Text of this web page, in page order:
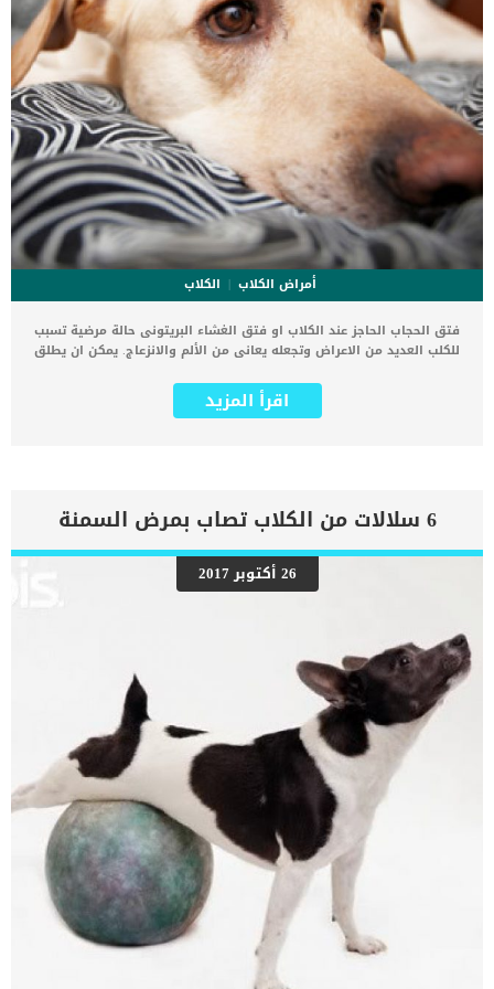
أمراض الكلاب
الكلاب
فتق الحجاب الحاجز عند الكلاب او فتق الغشاء البريتونى حالة مرضية تسبب
للكلب العديد من الاعراض وتجعله يعانى من الألم والانزعاج. يمكن ان يطلق
وصف هذه الحالة بأنه عيب خلقي يؤثر على الاتصال بين التامور (كيس
مزدوج الجدار يحتوي على القلب) والصفاق (الغشاء الذي يشكل بطانة
يساعده على انجاز وظيفته بدقة. يرتبط فتق الحجاب الحاجز بمجموعة من
العلامات والاعراض التى اذا ظهرت على كلبك تتوجه به بسرعة الى العيادة
البيطرية. كما ان هذه الحالة تتوقف على مجموعة من الاسباب, يمكنك
الرجوع أليها لايجاد الحل المناسب والعلاج الامثل الذى ينقذ حياة الكلب.
علامات واعراض فتق الحجاب الحاجز عند الكلاب تعتبر الاعراض هى
ليس على ما يرام. تعتمد الأعراض إلى حد كبير على كمية وطبيعة محتويات
البطن التى تأثرت من هذا […]
اقرأ المزيد
6 سلالات من الكلاب تصاب بمرض السمنة
26 أكتوبر 2017